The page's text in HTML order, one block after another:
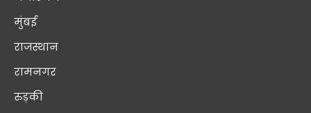
मुंबई
राजस्थान
रामनगर
रुड़की